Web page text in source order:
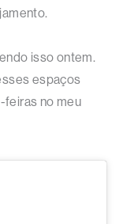
isso ontem.
espaços
feiras no meu